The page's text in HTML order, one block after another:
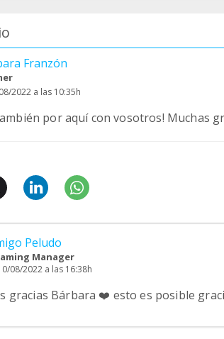
Franzón
2022 a las 10:35h
por aquí con vosotros! Muchas
Peludo
Manager
08/2022 a las 16:38h
gracias Bárbara ❤️ esto es posible